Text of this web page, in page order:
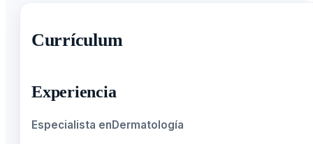
Currículum
Experiencia
Especialista enDermatología